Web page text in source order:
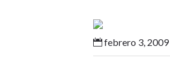
 febrero 3, 2009